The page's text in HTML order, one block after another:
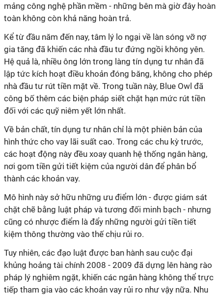
mảng công nghệ phần mềm - những bên mà giờ đây hoàn
toàn không còn khả năng hoàn trả.
Kể từ đầu năm đến nay, tâm lý lo ngại về làn sóng vỡ nợ
gia tăng đã khiến các nhà đầu tư đứng ngồi không yên.
Hệ quả là, nhiều ông lớn trong làng tín dụng tư nhân đã
lập tức kích hoạt điều khoản đóng băng, không cho phép
nhà đầu tư rút tiền mặt về. Trong tuần này, Blue Owl đã
công bố thêm các biện pháp siết chặt hạn mức rút tiền
đối với các quỹ niêm yết lớn nhất.
Về bản chất, tín dụng tư nhân chỉ là một phiên bản của
hình thức cho vay lãi suất cao. Trong các chu kỳ trước,
các hoạt động này đều xoay quanh hệ thống ngân hàng,
nơi gom tiền gửi tiết kiệm của người dân để phân bổ
thành các khoản vay.
Mô hình này sở hữu những ưu điểm lớn - được giám sát
chặt chẽ bằng luật pháp và tương đối minh bạch - nhưng
cũng có nhược điểm là đẩy những người gửi tiền tiết
kiệm thông thường vào thế chịu rủi ro.
Tuy nhiên, các đạo luật được ban hành sau cuộc đại
khủng hoảng tài chính 2008 - 2009 đã dựng lên hàng rào
pháp lý nghiêm ngặt, khiến các ngân hàng không thể trực
tiếp tham gia vào các khoản vay rủi ro như vậy nữa. Nhu